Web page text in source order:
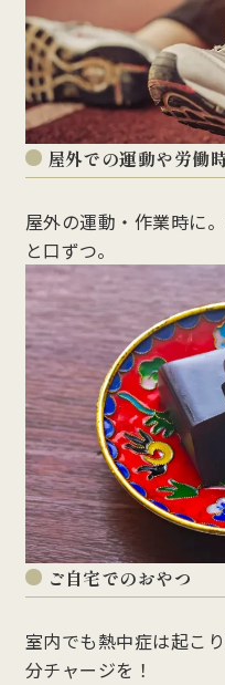
屋外での運動や労働
屋外の運動・作業時に
と口ずつ。
ご自宅でのおやつ
室内でも熱中症は起こ
分チャージを！